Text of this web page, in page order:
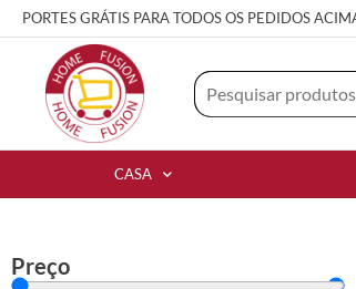
PORTES GRÁTIS PARA TODOS OS PEDIDOS
CASA
Preço